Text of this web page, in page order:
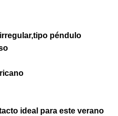
péndulo
ideal para este verano